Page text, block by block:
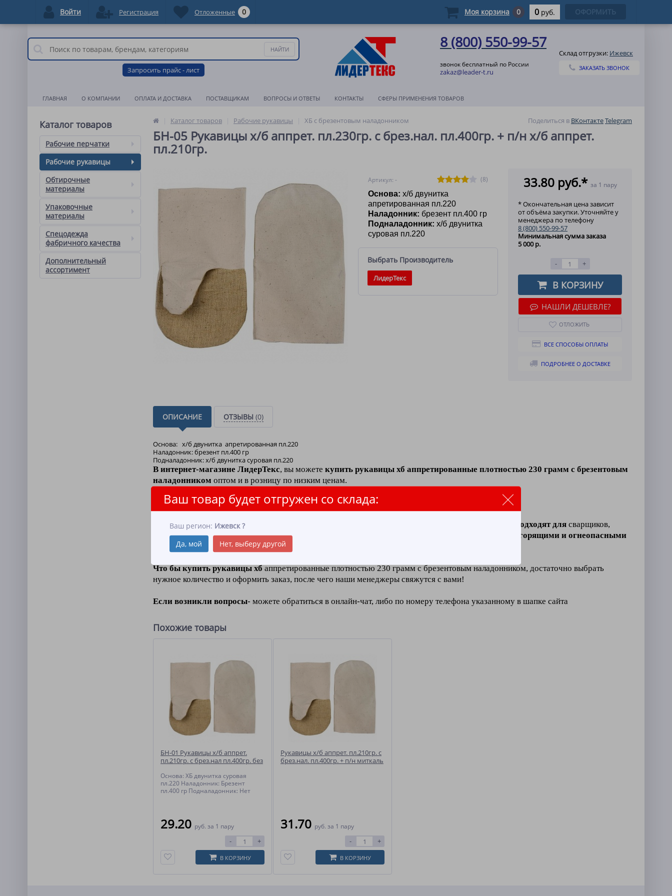
Запросить прайс - лист
8 (800) 550-99-57
звонок бесплатный по России
zakaz@leader-t.ru
Склад отгрузки: Ижевск
Ваш товар будет отгружен со склада:
Ваш регион: Ижевск ?
Да, мой
Нет, выберу другой
ЗАКАЗАТЬ ЗВОНОК
ГЛАВНАЯ О КОМПАНИИ ОПЛАТА И ДОСТАВКА ПОСТАВЩИКАМ ВОПРОСЫ И ОТВЕТЫ КОНТАКТЫ СФЕРЫ ПРИМЕНЕНИЯ ТОВАРОВ
Каталог товаров
Рабочие перчатки
Рабочие рукавицы
Обтирочные
материалы
Упаковочные
материалы
Спецодежда
фабричного качества
Дополнительный
ассортимент
Каталог товаров Рабочие рукавицы ХБ с брезентовым наладонником Поделиться в ВКонтактеTelegram
БН-05 Рукавицы х/б аппрет. пл.230гр. с брез.нал. пл.400гр. + п/н х/б аппрет.
пл.210гр.
Артикул: -
(8)
Основа: х/б двунитка
апретированная пл.220
Наладонник: брезент пл.400 гр
Подналадонник: х/б двунитка
суровая пл.220
Выбрать Производитель
ЛидерТекс
33.80 руб.* за 1 пару
* Окончательная цена зависит
от объёма закупки. Уточняйте у
менеджера по телефону
8 (800) 550-99-57
Минимальная сумма заказа
5 000 р.
- +
В КОРЗИНУ
НАШЛИ ДЕШЕВЛЕ?
ОТЛОЖИТЬ
ВСЕ СПОСОБЫ ОПЛАТЫ
ПОДРОБНЕЕ О ДОСТАВКЕ
ОПИСАНИЕ ОТЗЫВЫ (0)
Основа: х/б двунитка апретированная пл.220
Наладонник: брезент пл.400 гр
Подналадонник: х/б двунитка суровая пл.220
В интернет-магазине ЛидерТекс, вы можете купить рукавицы хб аппретированные плотностью 230 грамм с брезентовым
наладонником оптом и в розницу по низким ценам.
Аппретирование этопропитка ткани, которая защищает рукавицы
Рукавицы хб аппретированные плотностью 230 грамм отлично подходят для сварщиков,
сотрудников металлургического производства и тех профессий, где происходит
тесный контакт с горящими и огнеопасными
материалами
Что бы купить рукавицы хбаппретированные плотностью 230 грамм с брезентовым наладонником, достаточно выбрать
нужное количество и оформить заказ, после чего наши менеджеры свяжутся с вами!
Если возникли вопросы- можете обратиться в онлайн-чат, либо по номеру телефона указанному в шапке сайта
Похожие товары
БН-01 Рукавицы х/б аппрет.
пл.210гр. с брез.нал пл.400гр. без
Основа: ХБ двунитка суровая
пл.220 Наладонник: Брезент
пл.400 гр Подналадонник: Нет
29.20 руб. за 1 пару
- +
В КОРЗИНУ
Рукавицы х/б аппрет. пл.210гр. с
брез.нал. пл.400гр. + п/н миткаль
31.70 руб. за 1 пару
- +
В КОРЗИНУ
Войти Регистрация Отложенные 0 Моя корзина 0 0 руб. ОФОРМИТЬ